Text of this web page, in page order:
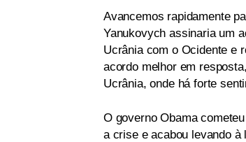
Avancemos rapidamente
Yanukovych assinaria um
Ucrânia com o Ocidente e
acordo melhor em
Ucrânia, onde há forte
O governo Obama
a crise e acabou levando